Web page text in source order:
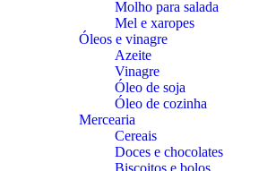
Molho para salada
Mel e xaropes
Óleos e vinagre
Azeite
Vinagre
Óleo de soja
Óleo de cozinha
Mercearia
Cereais
Doces e chocolates